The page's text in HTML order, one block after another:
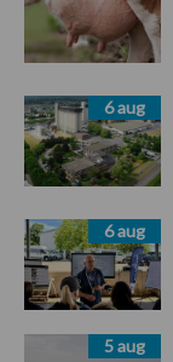
6 aug
6 aug
5 aug